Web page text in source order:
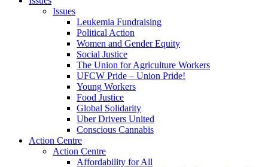
Issues
Leukemia Fundraising
Political Action
Women and Gender Equity
Social Justice
The Union for Agriculture Workers
UFCW Pride – Union Pride!
Young Workers
Food Justice
Global Solidarity
Uber Drivers United
Conscious Cannabis
Action Centre
Action Centre
Affordability for All